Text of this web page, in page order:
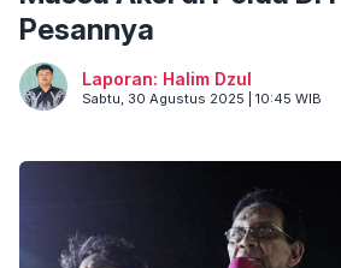
Pesannya
Laporan: Halim Dzul
Sabtu, 30 Agustus 2025 | 10:45 WIB